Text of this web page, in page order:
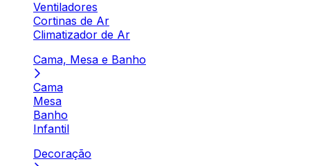
Ventiladores
Cortinas de Ar
Climatizador de Ar
Cama, Mesa e Banho
Cama
Mesa
Banho
Infantil
Decoração